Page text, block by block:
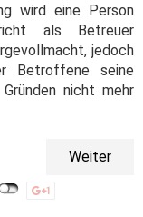
wird eine Person
als Betreuer
jedoch
Betroffene seine
nicht mehr
Weiter